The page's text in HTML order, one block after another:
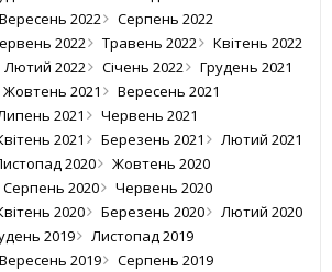
Вересень 2022
Серпень 2022
2022 Травень 2022
Квітень 2022
Лютий 2022 Січень 2022
Грудень 2021
Жовтень 2021
Вересень 2021
2021
Червень 2021
2021 Березень 2021
Лютий 2021
2020
Жовтень 2020
Серпень 2020
Червень 2020
2020 Березень 2020
Лютий 2020
2019
Листопад 2019
Вересень 2019
Серпень 2019